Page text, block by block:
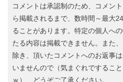
コメントは承認制のため、コメン
ら掲載されるまで、数時間～最大
ることがあります。特定の個人へ
たる内容は掲載できません。また
除き、頂いたコメントへのお返事
いませんので（気まぐれでするこ
ｗ）、どうぞご了承ください。